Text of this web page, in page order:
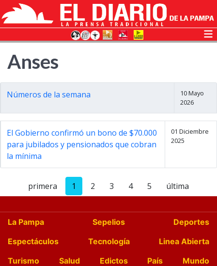
Anses
Números de la semana
10 Mayo
2026
El Gobierno confirmó un bono de $70.000
para jubilados y pensionados que cobran
la mínima
01 Diciembre
2025
primera 1 2 3 4 5 última
La Pampa Sepelios
Deportes
Espectáculos
Tecnología
Linea Abierta
Turismo
Salud Edictos País
Mundo